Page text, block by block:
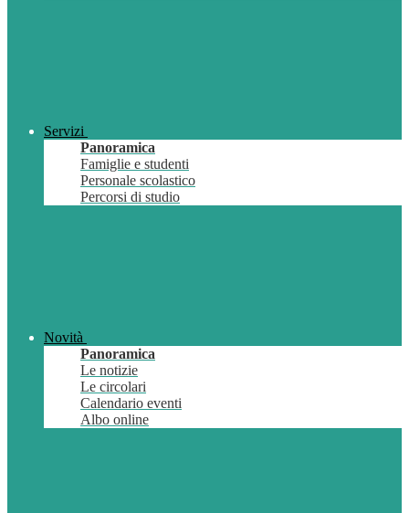
Servizi
Panoramica
Famiglie e studenti
Personale scolastico
Percorsi di studio
Novità
Panoramica
Le notizie
Le circolari
Calendario eventi
Albo online